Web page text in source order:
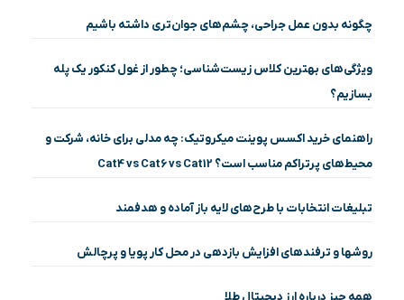
چگونه بدون عمل جراحی، چشم‌های جوان‌تری داشته باشیم
ویژگی‌های بهترین کلاس زیست‌شناسی؛ چطور از غول کنکور یک پله
بسازیم؟
راهنمای خرید اکسس پوینت میکروتیک: چه مدلی برای خانه، شرکت و
محیط‌های پرتراکم مناسب است؟ Cat4 vs Cat6 vs Cat12
تبلیغات انتخابات با طرح‌های لایه باز آماده و هدفمند
روشها و ترفندهای افزایش بازدهی در محل کار پویا و پرچالش